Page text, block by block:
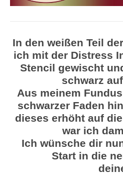
In den weißen Teil
ich mit der Distress
Stencil gewischt
schwarz
Aus meinem
schwarzer Faden
dieses erhöht auf
war ich
Ich wünsche dir
Start in die